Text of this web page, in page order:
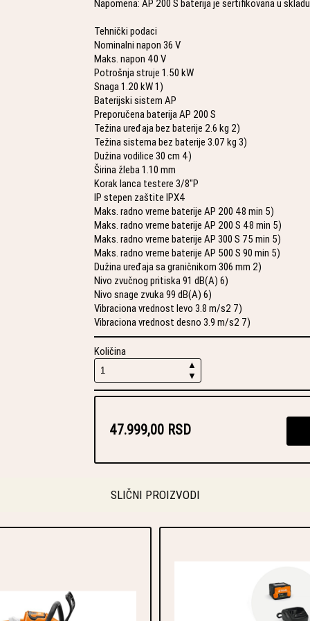
Napomena: AP 200 S baterija je sertifikovana u
Tehnički podaci
Nominalni napon 36 V
Maks. napon 40 V
Potrošnja struje 1.50 kW
Snaga 1.20 kW 1)
Baterijski sistem AP
Preporučena baterija AP 200 S
Težina uređaja bez baterije 2.6 kg 2)
Težina sistema bez baterije 3.07 kg 3)
Dužina vodilice 30 cm 4)
Širina žleba 1.10 mm
Korak lanca testere 3/8"P
IP stepen zaštite IPX4
Maks. radno vreme baterije AP 200 48 min 5)
Maks. radno vreme baterije AP 200 S 48 min 5)
Maks. radno vreme baterije AP 300 S 75 min 5)
Maks. radno vreme baterije AP 500 S 90 min 5)
Dužina uređaja sa graničnikom 306 mm 2)
Nivo zvučnog pritiska 91 dB(A) 6)
Nivo snage zvuka 99 dB(A) 6)
Vibraciona vrednost levo 3.8 m/s2 7)
Vibraciona vrednost desno 3.9 m/s2 7)
Količina
▲
▼
47.999,00 RSD
SLIČNI PROIZVODI